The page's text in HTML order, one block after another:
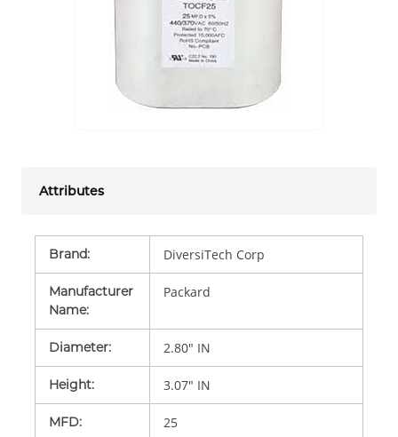
Attributes
Brand: DiversiTech Corp
Manufacturer
Name:
Packard
Diameter: 2.80" IN
Height: 3.07" IN
MFD: 25